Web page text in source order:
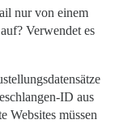
nur von einem
Verwendet es
ID aus
Websites müssen